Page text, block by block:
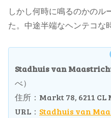
しかし何時に鳴るのかのル
た。中途半端なヘンテコな
Stadhuis van
べ）
住所：Markt 78, 6211
URL： Stadhuis van